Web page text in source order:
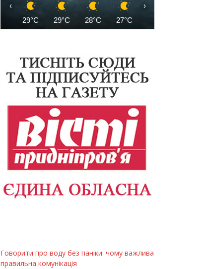
29°C 29°C 28°C 27°C
‹ ›
Говорити про воду без паніки: чому важлива
правильна комунікація